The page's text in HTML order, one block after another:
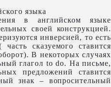
языка
в английском языке
своей конструкцией.
инверсией, то есть
сказуемого ставится
В некоторых случаях
глагол to do. На письме,
предложений ставится
знак – вопросительный